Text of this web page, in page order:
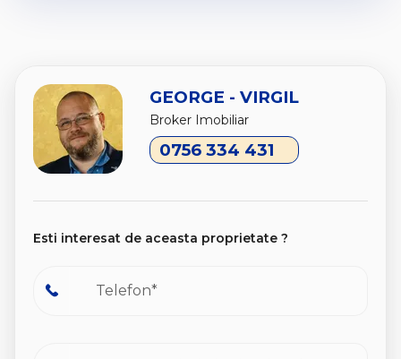
GEORGE - VIRGIL
Broker Imobiliar
0756 334 431
Esti interesat de aceasta proprietate ?